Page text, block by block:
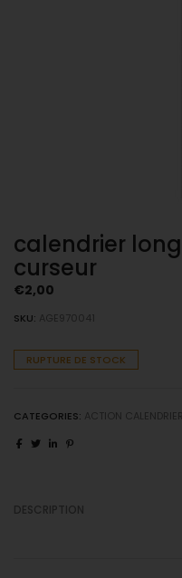
calendrier
curseur
€2,00
SKU: AGE970041
RUPTURE DE STOCK
CATEGORIES: ACTION
DESCRIPTION